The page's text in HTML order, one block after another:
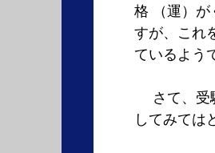
格 （運）が
すが、これ
ているよう
さて、受
してみては